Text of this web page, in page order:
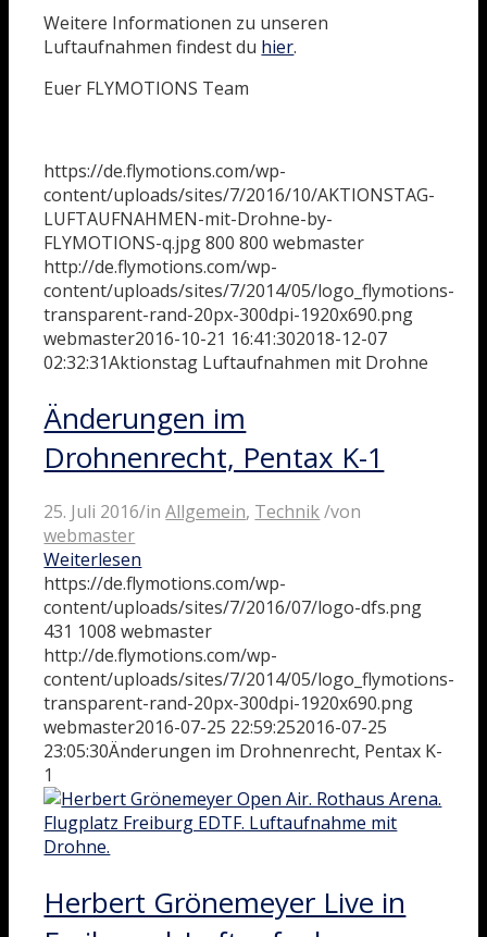
Weitere Informationen zu unseren
Luftaufnahmen findest du hier.
Euer FLYMOTIONS Team
https://de.flymotions.com/wp-
content/uploads/sites/7/2016/10/AKTIONSTAG-
LUFTAUFNAHMEN-mit-Drohne-by-
FLYMOTIONS-q.jpg 800 800 webmaster
http://de.flymotions.com/wp-
content/uploads/sites/7/2014/05/logo_flymotions-
transparent-rand-20px-300dpi-1920x690.png
webmaster2016-10-21 16:41:302018-12-07
02:32:31Aktionstag Luftaufnahmen mit Drohne
Änderungen im
Drohnenrecht, Pentax K-1
25. Juli 2016/inAllgemein, Technik /von
webmaster
Weiterlesen
https://de.flymotions.com/wp-
content/uploads/sites/7/2016/07/logo-dfs.png
431 1008 webmaster
http://de.flymotions.com/wp-
content/uploads/sites/7/2014/05/logo_flymotions-
transparent-rand-20px-300dpi-1920x690.png
webmaster2016-07-25 22:59:252016-07-25
23:05:30Änderungen im Drohnenrecht, Pentax K-
1
Herbert Grönemeyer Live in